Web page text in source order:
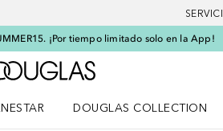
¡Por tiempo limitado solo en la App!
A Douglas Home
DOUGLAS COLLECTION